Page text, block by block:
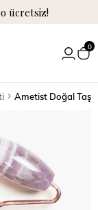
ücretsiz!
0
Ametist Doğal Taş